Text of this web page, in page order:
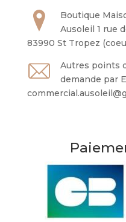
Boutique
Ausoleil 1 rue
83990 St Tropez
Autres points
demande par